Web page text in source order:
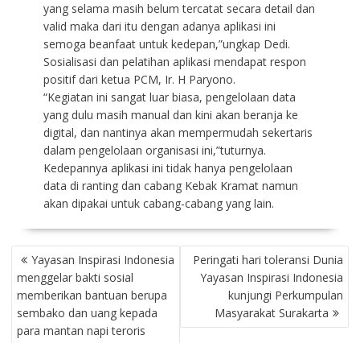
yang selama masih belum tercatat secara detail dan
valid maka dari itu dengan adanya aplikasi ini
semoga beanfaat untuk kedepan,”ungkap Dedi.
Sosialisasi dan pelatihan aplikasi mendapat respon
positif dari ketua PCM, Ir. H Paryono.
“Kegiatan ini sangat luar biasa, pengelolaan data
yang dulu masih manual dan kini akan beranja ke
digital, dan nantinya akan mempermudah sekertaris
dalam pengelolaan organisasi ini,”tuturnya.
Kedepannya aplikasi ini tidak hanya pengelolaan
data di ranting dan cabang Kebak Kramat namun
akan dipakai untuk cabang-cabang yang lain.
P
O
S
T
N
Yayasan Inspirasi Indonesia
menggelar bakti sosial
memberikan bantuan berupa
sembako dan uang kepada
para mantan napi teroris
Peringati hari toleransi Dunia
Yayasan Inspirasi Indonesia
kunjungi Perkumpulan
Masyarakat Surakarta